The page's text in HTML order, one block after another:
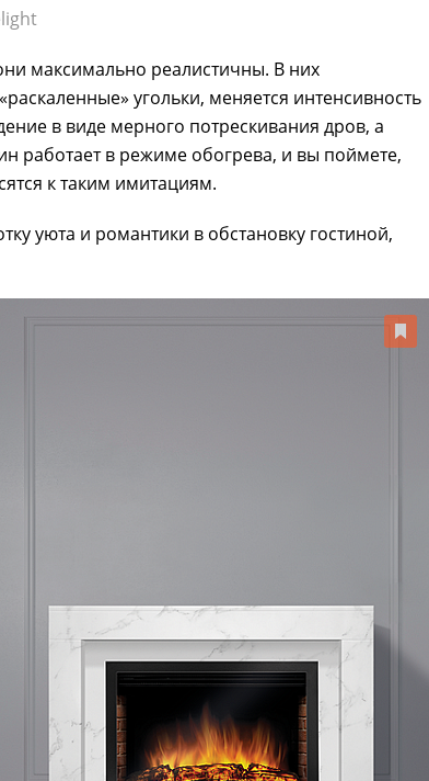
максимально реалистичны. В них
угольки, меняется интенсивность
в виде мерного потрескивания дров, а
работает в режиме обогрева, и вы поймете,
к таким имитациям.
уюта и романтики в обстановку гостиной,